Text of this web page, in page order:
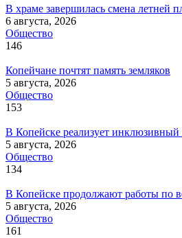
В храме завершилась смена летней
6 августа, 2026
Общество
146
Копейчане почтят память земляков
5 августа, 2026
Общество
153
В Копейске реализует
5 августа, 2026
Общество
134
В Копейске продолжают работы по
5 августа, 2026
Общество
161